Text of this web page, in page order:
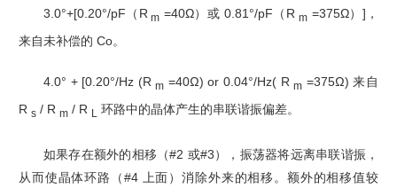
3.0°+[0.20°/pF（Rm =40Ω）或 0.81°/pF（Rm =375Ω）]，
来自未补偿的 Co。
4.0° + [0.20°/Hz (Rm =40Ω) or 0.04°/Hz( Rm =375Ω) 来自
R s/ R m / R L 环路中的晶体产生的串联谐振偏差。
如果存在额外的相移（#2 或#3），振荡器将远离串联谐振，
从而使晶体环路（#4 上面）消除外来的相移。额外的相移值较